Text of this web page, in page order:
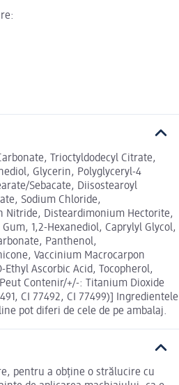
Trioctyldodecyl Citrate,
Glycerin, Polyglyceryl-4
Sebacate, Diisostearoyl
Sodium Chloride,
Nitride, Disteardimonium Hectorite,
1,2-Hexanediol, Caprylyl Glycol,
Panthenol,
Vaccinium Macrocarpon
Ascorbic Acid, Tocopherol,
Contenir/+/-: Titanium Dioxide
CI 77492, CI 77499)] Ingredientele
pot diferi de cele de pe ambalaj.
pentru a obține o strălucire cu